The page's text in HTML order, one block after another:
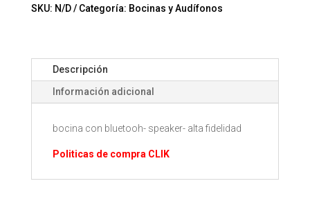
041
SKU: N/D Categoría: Bocinas y Audífonos
Descripción
Información adicional
bocina con bluetooh- speaker- alta fidelidad
Politicas de compra CLIK